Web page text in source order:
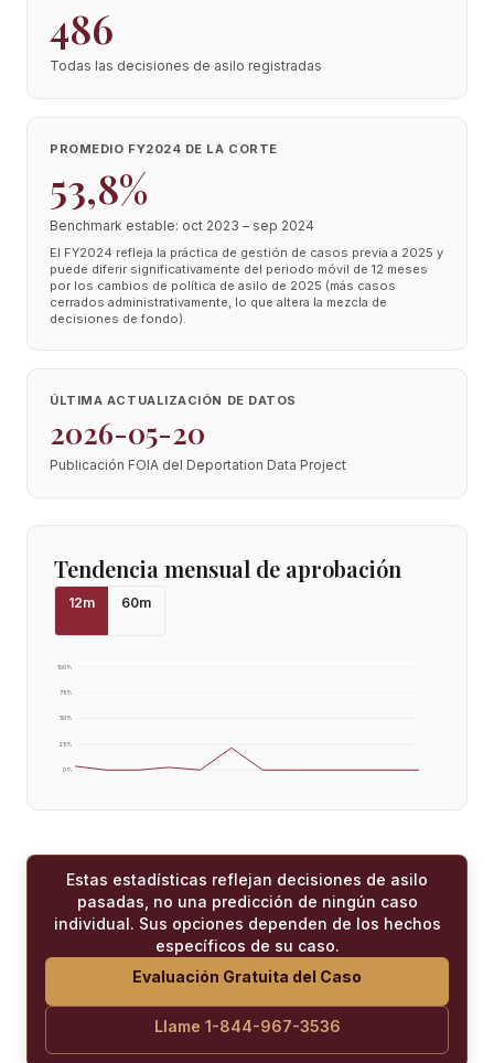
486
Todas las decisiones de asilo registradas
PROMEDIO FY2024 DE LA CORTE
53,8%
Benchmark estable: oct 2023 – sep 2024
El FY2024 refleja la práctica de gestión de casos previa a 2025 y
puede diferir significativamente del periodo móvil de 12 meses
por los cambios de política de asilo de 2025 (más casos
cerrados administrativamente, lo que altera la mezcla de
decisiones de fondo).
ÚLTIMA ACTUALIZACIÓN DE DATOS
2026-05-20
Publicación FOIA del Deportation Data Project
Tendencia mensual de aprobación
12m 60m
0%
25%
50%
75%
100%
Estas estadísticas reflejan decisiones de asilo
pasadas, no una predicción de ningún caso
individual. Sus opciones dependen de los hechos
específicos de su caso.
Evaluación Gratuita del Caso
Llame 1-844-967-3536